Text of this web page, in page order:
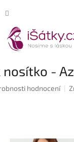
nosítko -
hodnocení